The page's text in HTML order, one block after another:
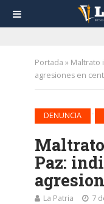
Portada » Maltrato
agresiones en
DENUNCIA
Paz:
La Patria 7